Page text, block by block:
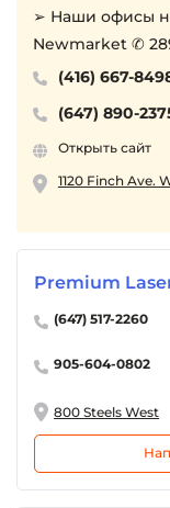
➢ Наши офисы
Toronto ✆ 416-
Maple ✆ 416-667-
Brampton ✆ 905-
Orangeville ✆
Возле клиники
(416) 667-
(647) 890-
Открыть сайт
1120 Finch Ave.
Premium
(647) 517-2260
905-604-0802
800 Steels West